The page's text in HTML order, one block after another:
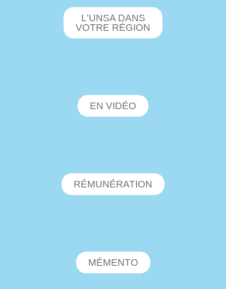
L'UNSA DANS
VOTRE RÉGION
EN VIDÉO
RÉMUNÉRATION
MÉMENTO